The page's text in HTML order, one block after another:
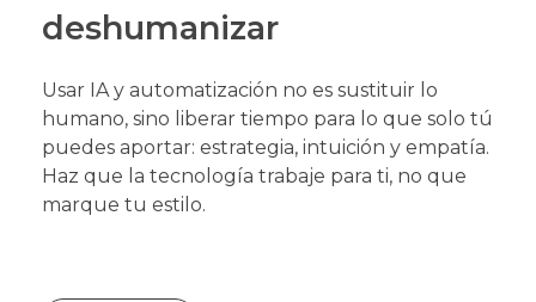
deshumanizar
Usar IA y automatización no es sustituir lo
humano, sino liberar tiempo para lo que solo tú
puedes aportar: estrategia, intuición y empatía.
Haz que la tecnología trabaje para ti, no que
marque tu estilo.